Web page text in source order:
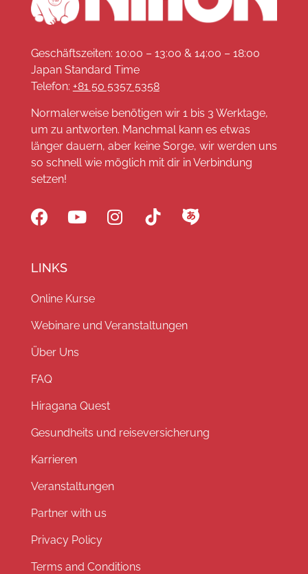
Geschäftszeiten: 10:00 – 13:00 & 14:00 – 18:00
Japan Standard Time
Telefon: +81 50 5357 5358
Normalerweise benötigen wir 1 bis 3 Werktage,
um zu antworten. Manchmal kann es etwas
länger dauern, aber keine Sorge, wir werden uns
so schnell wie möglich mit dir in Verbindung
setzen!
LINKS
Online Kurse
Webinare und Veranstaltungen
Über Uns
FAQ
Hiragana Quest
Gesundheits und reiseversicherung
Karrieren
Veranstaltungen
Partner with us
Privacy Policy
Terms and Conditions